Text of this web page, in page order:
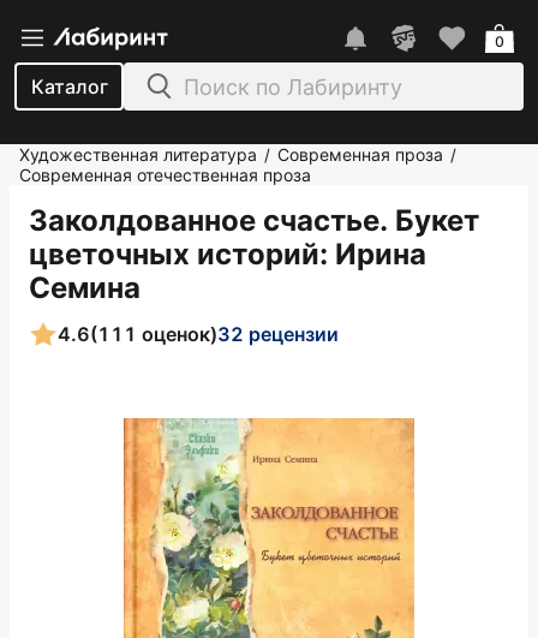
Каталог
0
Художественная литература / Современная проза /
Современная отечественная проза
Заколдованное счастье. Букет
цветочных историй: Ирина
Семина
4.6(111 оценок)32 рецензии